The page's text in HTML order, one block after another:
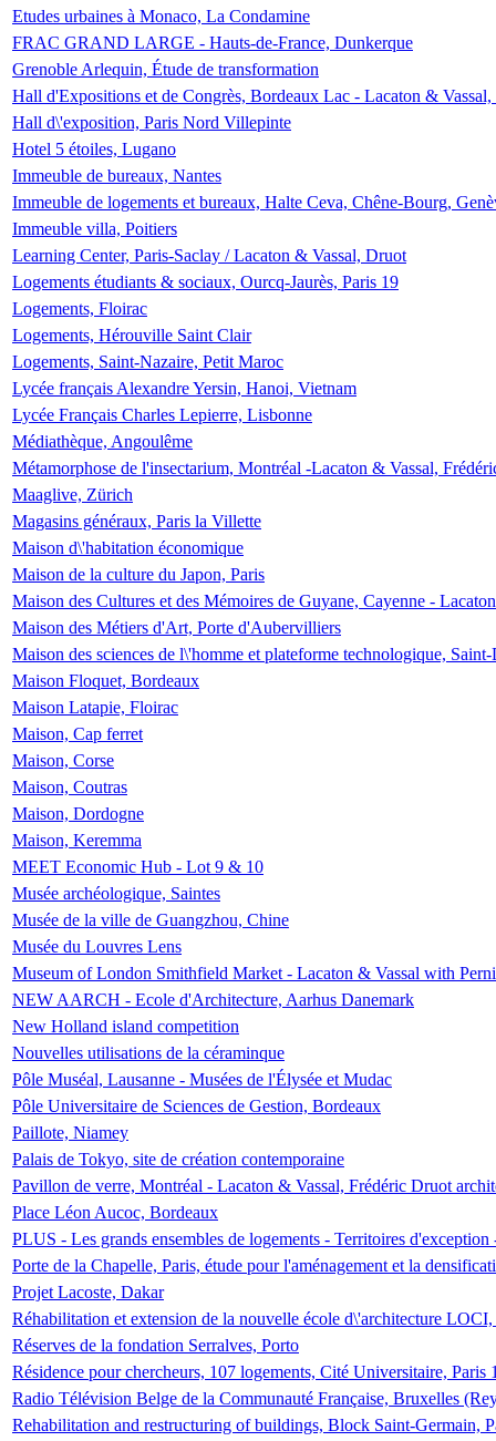
Etudes urbaines à Monaco, La Condamine
FRAC GRAND LARGE - Hauts-de-France, Dunkerque
Grenoble Arlequin, Étude de transformation
Hall d'Expositions et de Congrès, Bordeaux Lac - Lacaton &
Hall d\'exposition, Paris Nord Villepinte
Hotel 5 étoiles, Lugano
Immeuble de bureaux, Nantes
Immeuble de logements et bureaux, Halte Ceva, Chêne-Bourg,
Immeuble villa, Poitiers
Learning Center, Paris-Saclay / Lacaton & Vassal, Druot
Logements étudiants & sociaux, Ourcq-Jaurès, Paris 19
Logements, Floirac
Logements, Hérouville Saint Clair
Logements, Saint-Nazaire, Petit Maroc
Lycée français Alexandre Yersin, Hanoi, Vietnam
Lycée Français Charles Lepierre, Lisbonne
Médiathèque, Angoulême
Métamorphose de l'insectarium, Montréal -Lacaton & Vassal,
Maaglive, Zürich
Magasins généraux, Paris la Villette
Maison d\'habitation économique
Maison de la culture du Japon, Paris
Maison des Cultures et des Mémoires de Guyane, Cayenne -
Maison des Métiers d'Art, Porte d'Aubervilliers
Maison des sciences de l\'homme et plateforme technologique,
Maison Floquet, Bordeaux
Maison Latapie, Floirac
Maison, Cap ferret
Maison, Corse
Maison, Coutras
Maison, Dordogne
Maison, Keremma
MEET Economic Hub - Lot 9 & 10
Musée archéologique, Saintes
Musée de la ville de Guangzhou, Chine
Musée du Louvres Lens
Museum of London Smithfield Market - Lacaton & Vassal with
NEW AARCH - Ecole d'Architecture, Aarhus Danemark
New Holland island competition
Nouvelles utilisations de la céraminque
Pôle Muséal, Lausanne - Musées de l'Élysée et Mudac
Pôle Universitaire de Sciences de Gestion, Bordeaux
Paillote, Niamey
Palais de Tokyo, site de création contemporaine
Pavillon de verre, Montréal - Lacaton & Vassal, Frédéric Druot
Place Léon Aucoc, Bordeaux
PLUS - Les grands ensembles de logements - Territoires
Porte de la Chapelle, Paris, étude pour l'aménagement et la
Projet Lacoste, Dakar
Réhabilitation et extension de la nouvelle école d\'architecture
Réserves de la fondation Serralves, Porto
Résidence pour chercheurs, 107 logements, Cité Universitaire, Paris
Radio Télévision Belge de la Communauté Française, Bruxelles
Rehabilitation and restructuring of buildings, Block Saint-Germain,